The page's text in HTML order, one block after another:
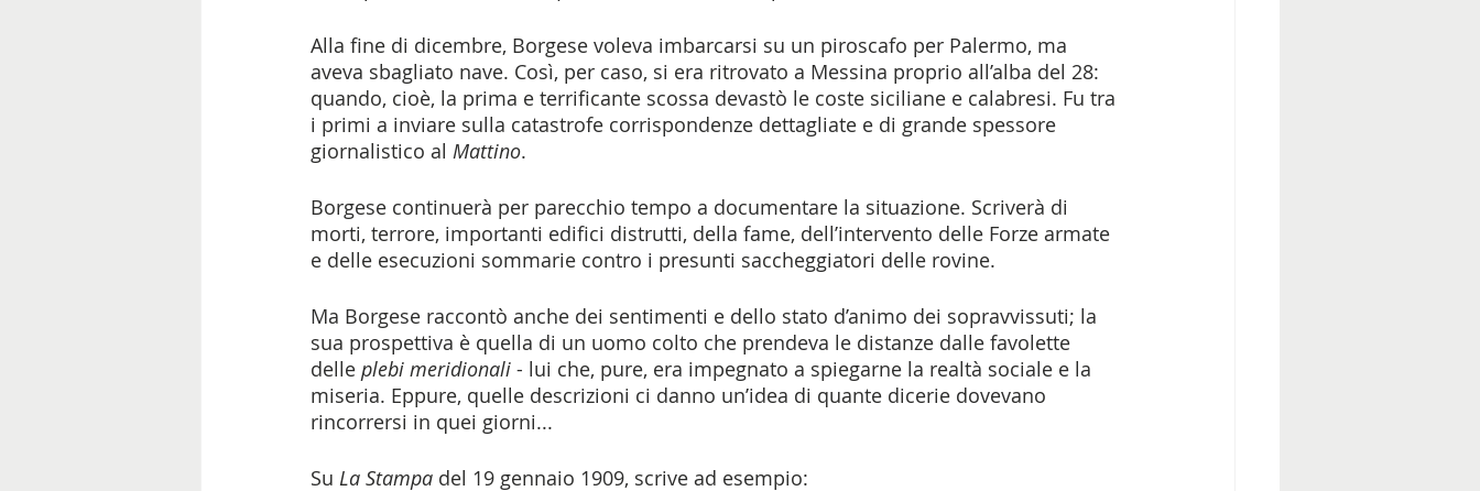
Alla fine di dicembre, Borgese voleva imbarcarsi su un piroscafo per Palermo, ma
aveva sbagliato nave. Così, per caso, si era ritrovato a Messina proprio all’alba del 28:
quando, cioè, la prima e terrificante scossa devastò le coste siciliane e calabresi. Fu tra
i primi a inviare sulla catastrofe corrispondenze dettagliate e di grande spessore
giornalistico al Mattino.
Borgese continuerà per parecchio tempo a documentare la situazione. Scriverà di
morti, terrore, importanti edifici distrutti, della fame, dell’intervento delle Forze armate
e delle esecuzioni sommarie contro i presunti saccheggiatori delle rovine.
Ma Borgese raccontò anche dei sentimenti e dello stato d’animo dei sopravvissuti; la
sua prospettiva è quella di un uomo colto che prendeva le distanze dalle favolette
delle plebi meridionali - lui che, pure, era impegnato a spiegarne la realtà sociale e la
miseria. Eppure, quelle descrizioni ci danno un’idea di quante dicerie dovevano
rincorrersi in quei giorni...
Su La Stampa del 19 gennaio 1909, scrive ad esempio: